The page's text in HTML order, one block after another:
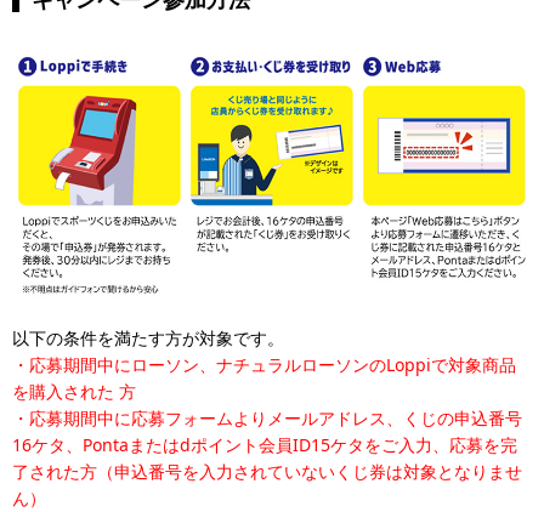
以下の条件を満たす方が対象です。
・応募期間中にローソン、ナチュラルローソンのLoppiで対象商品
を購入された 方
・応募期間中に応募フォームよりメールアドレス、くじの申込番号
16ケタ、Pontaまたはdポイント会員ID15ケタをご入力、応募を完
了された方（申込番号を入力されていないくじ券は対象となりませ
ん）